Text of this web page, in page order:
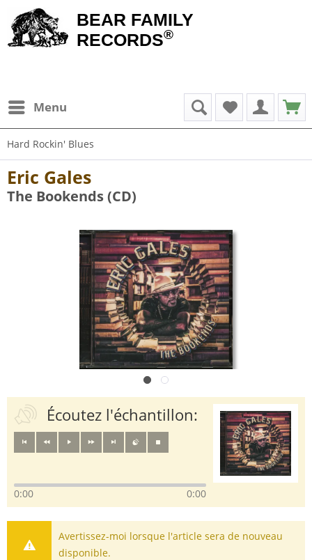
BEAR FAMILY
RECORDS®
Menu
Hard Rockin' Blues
Eric Gales
The Bookends (CD)
Écoutez l'échantillon:
0:00 0:00
Avertissez-moi lorsque l'article sera de nouveau
disponible.